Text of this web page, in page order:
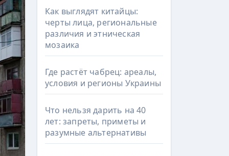
Как выглядят китайцы:
черты лица, региональные
различия и этническая
мозаика
Где растёт чабрец: ареалы,
условия и регионы Украины
Что нельзя дарить на 40
лет: запреты, приметы и
разумные альтернативы